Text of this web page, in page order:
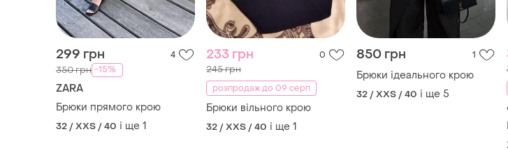
32 / XXS / 40 і ще 1 32 / XXS / 40
ТОП оголошень
TOP TOP